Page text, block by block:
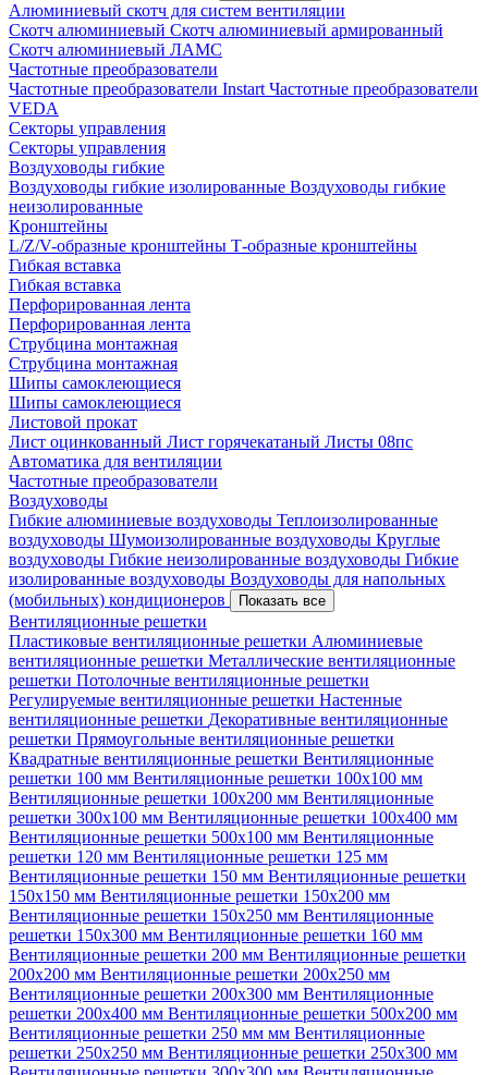
Алюминиевый скотч для систем вентиляции
Скотч алюминиевый Скотч алюминиевый армированный
Скотч алюминиевый ЛАМС
Частотные преобразователи
Частотные преобразователи Instart Частотные преобразователи
VEDA
Секторы управления
Секторы управления
Воздуховоды гибкие
Воздуховоды гибкие изолированные Воздуховоды гибкие
неизолированные
Кронштейны
L/Z/V-образные кронштейны Т-образные кронштейны
Гибкая вставка
Гибкая вставка
Перфорированная лента
Перфорированная лента
Струбцина монтажная
Струбцина монтажная
Шипы самоклеющиеся
Шипы самоклеющиеся
Листовой прокат
Лист оцинкованный Лист горячекатаный Листы 08пс
Автоматика для вентиляции
Частотные преобразователи
Воздуховоды
Гибкие алюминиевые воздуховоды Теплоизолированные
воздуховоды Шумоизолированные воздуховоды Круглые
воздуховоды Гибкие неизолированные воздуховоды Гибкие
изолированные воздуховоды Воздуховоды для напольных
(мобильных) кондиционеров
Показать все
Вентиляционные решетки
Пластиковые вентиляционные решетки Алюминиевые
вентиляционные решетки Металлические вентиляционные
решетки Потолочные вентиляционные решетки
Регулируемые вентиляционные решетки Настенные
вентиляционные решетки Декоративные вентиляционные
решетки Прямоугольные вентиляционные решетки
Квадратные вентиляционные решетки Вентиляционные
решетки 100 мм Вентиляционные решетки 100х100 мм
Вентиляционные решетки 100х200 мм Вентиляционные
решетки 300х100 мм Вентиляционные решетки 100х400 мм
Вентиляционные решетки 500х100 мм Вентиляционные
решетки 120 мм Вентиляционные решетки 125 мм
Вентиляционные решетки 150 мм Вентиляционные решетки
150х150 мм Вентиляционные решетки 150х200 мм
Вентиляционные решетки 150х250 мм Вентиляционные
решетки 150х300 мм Вентиляционные решетки 160 мм
Вентиляционные решетки 200 мм Вентиляционные решетки
200х200 мм Вентиляционные решетки 200х250 мм
Вентиляционные решетки 200х300 мм Вентиляционные
решетки 200х400 мм Вентиляционные решетки 500х200 мм
Вентиляционные решетки 250 мм мм Вентиляционные
решетки 250х250 мм Вентиляционные решетки 250х300 мм